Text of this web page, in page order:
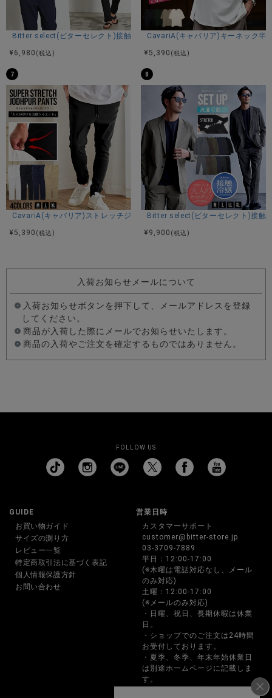
Bitter select(ビターセレクト)接触冷感スーパーストレッチバンドカラー
¥ 6,980 (税込)
CavariA(キャバリア)キーネック半
¥ 5,390 (税込)
7
CavariA(キャバリア)ストレッチジョッパーパンツ/全4色
¥ 5,390 (税込)
8
Bitter select(ビターセレクト)接触
¥ 9,900 (税込)
入荷お知らせメールについて
入荷お知らせボタンを押下して、メールアドレスを登録
してください。
商品が入荷した際にメールでお知らせいたします。
商品の入荷やご注文を確定するものではありません。
FOLLOW US
GUIDE
お買い物ガイド
サイズの測り方
レビュー一覧
特定商取引法に基づく表記
個人情報保護方針
お問い合わせ
営業日時
カスタマーサポート
customer@bitter-store.jp
03-3709-7889
平日：12:00-17:00
(※木曜は電話対応なし、メール
のみ対応)
土曜：12:00-17:00
(※メールのみ対応)
・日曜、祝日、長期休暇は休業
日。
・ショップでのご注文は24時間
お受付しております。
・夏季、冬季、年末年始休業日
は別途ホームページに記載しま
す。
・お電話でのご注文、お問い合